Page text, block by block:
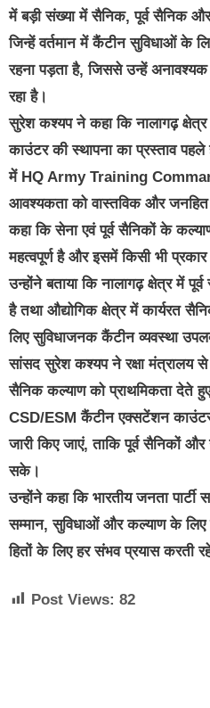
में बड़ी संख्या में सैनिक, पूर्व सैनिक
जिन्हें वर्तमान में कैंटीन सुविधाओं के
रहना पड़ता है, जिससे उन्हें
रहा है।
सुरेश कश्यप ने कहा कि नालागढ़
काउंटर की स्थापना का प्रस्ताव
में HQ Army Training
आवश्यकता को वास्तविक और जनहित
कहा कि सेना एवं पूर्व सैनिकों के
महत्वपूर्ण है और इसमें किसी भी प्रकार
उन्होंने बताया कि नालागढ़ क्षेत्र में
है तथा औद्योगिक क्षेत्र में कार्यरत
लिए सुविधाजनक कैंटीन व्यवस्था
सांसद सुरेश कश्यप ने रक्षा मंत्रालय
सैनिक कल्याण को प्राथमिकता देते
CSD/ESM कैंटीन एक्सटेंशन
जारी किए जाएं, ताकि पूर्व सैनिकों और
सके।
उन्होंने कहा कि भारतीय जनता
सम्मान, सुविधाओं और कल्याण के
हितों के लिए हर संभव प्रयास करती
Post Views: 82